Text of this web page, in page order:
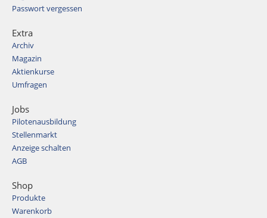
Passwort vergessen
Extra
Archiv
Magazin
Aktienkurse
Umfragen
Jobs
Pilotenausbildung
Stellenmarkt
Anzeige schalten
AGB
Shop
Produkte
Warenkorb